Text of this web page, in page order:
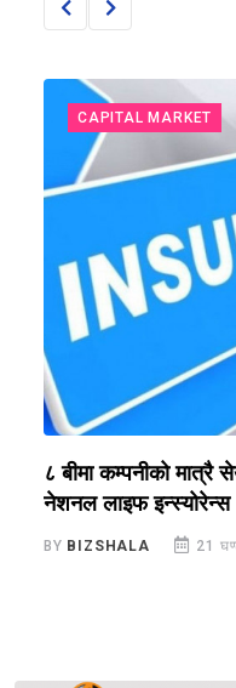
CAPITAL MARKET
८ बीमा कम्पनीको मात्रै
नेशनल लाइफ इन्स्योरेन्स
BY BIZSHALA 21